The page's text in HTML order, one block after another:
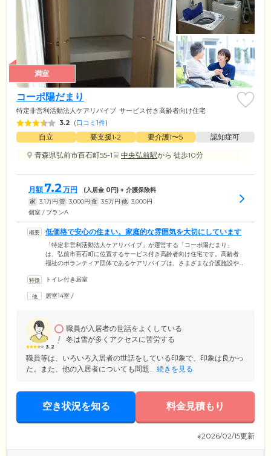
満室
コーポ陽だまり
特定非営利活動法人ケアリバイブ サービス付き高齢者向け住宅
3.2 (口コミ1件)
自立 要支援1•2 要介護1〜5
認知症可
青森県弘前市百石町55-1
中央弘前駅から 徒歩10分
月額 7.2 万円 (入居金 0円) + 介護保険料
家 3.1万円 管 3,000円 食 3.5万円 他 3,000円
個室 / プランA
低価格で安心の住まい。家庭的な雰囲気を大切にしています
「特定非営利活動法人ケアリバイブ」が運営する「コーポ陽だまり」
は、弘前市百石町に位置するサービス付き高齢者向け住宅です。高齢者
福祉のボランティア団体であるケアリバイブは、さまざまな介護施設や
にお役立ていただいています。「コーポ陽だまり」には、介護を必要と
で、幅広い身体状況の方がご入居可能。ご入居者様同士が助け合いなが
トイレ付き居室
居室14室 /
3.2
職員が入居者の世話をよくしている
冬は雪が多くアクセスに苦労する
職員等は、いろいろ入居者の世話をしている印象で、印象は良かっ
た。また、他の入居者についても問題... 続きを見る
空き状況を知る 料金見積もり
※2026/02/15更新